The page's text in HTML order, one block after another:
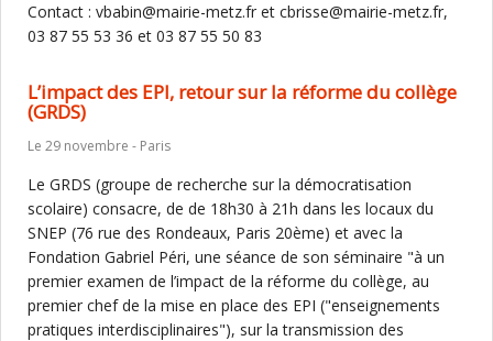
Contact : vbabin@mairie-metz.fr et cbrisse@mairie-metz.fr,
03 87 55 53 36 et 03 87 55 50 83
L’impact des EPI, retour sur la réforme du collège
(GRDS)
Le 29 novembre - Paris
Le GRDS (groupe de recherche sur la démocratisation
scolaire) consacre, de de 18h30 à 21h dans les locaux du
SNEP (76 rue des Rondeaux, Paris 20ème) et avec la
Fondation Gabriel Péri, une séance de son séminaire "à un
premier examen de l’impact de la réforme du collège, au
premier chef de la mise en place des EPI ("enseignements
pratiques interdisciplinaires"), sur la transmission des